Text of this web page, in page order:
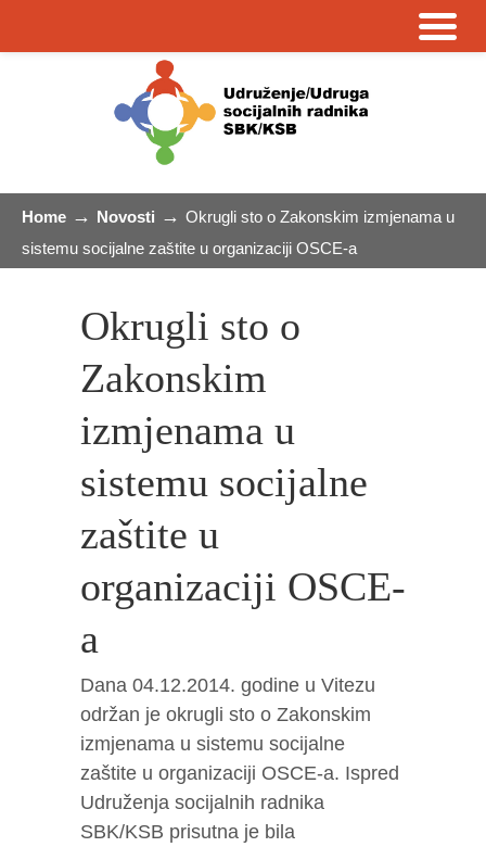
Home → Novosti → Okrugli sto o Zakonskim izmjenama u
sistemu socijalne zaštite u organizaciji OSCE-a
Okrugli sto o
Zakonskim
izmjenama u
sistemu socijalne
zaštite u
organizaciji OSCE-
a
Dana 04.12.2014. godine u Vitezu
održan je okrugli sto o Zakonskim
izmjenama u sistemu socijalne
zaštite u organizaciji OSCE-a. Ispred
Udruženja socijalnih radnika
SBK/KSB prisutna je bila